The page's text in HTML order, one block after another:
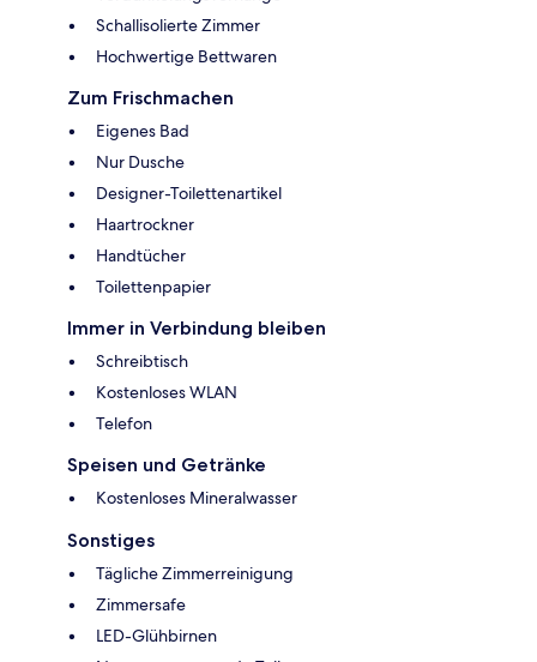
Schallisolierte Zimmer
Hochwertige Bettwaren
Zum Frischmachen
Eigenes Bad
Nur Dusche
Designer-Toilettenartikel
Haartrockner
Handtücher
Toilettenpapier
Immer in Verbindung bleiben
Schreibtisch
Kostenloses WLAN
Telefon
Speisen und Getränke
Kostenloses Mineralwasser
Sonstiges
Tägliche Zimmerreinigung
Zimmersafe
LED-Glühbirnen